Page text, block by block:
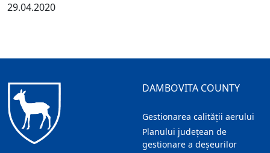
29.04.2020
DAMBOVITA COUNTY
Gestionarea calității aerului
Planului județean de
gestionare a deșeurilor